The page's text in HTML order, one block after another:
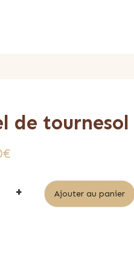
de tournesol
€
+ Ajouter au panier